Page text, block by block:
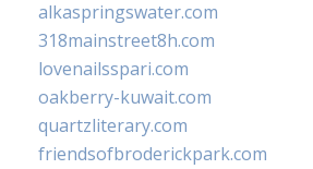
alkaspringswater.com
318mainstreet8h.com
lovenailsspari.com
oakberry-kuwait.com
quartzliterary.com
friendsofbroderickpark.com